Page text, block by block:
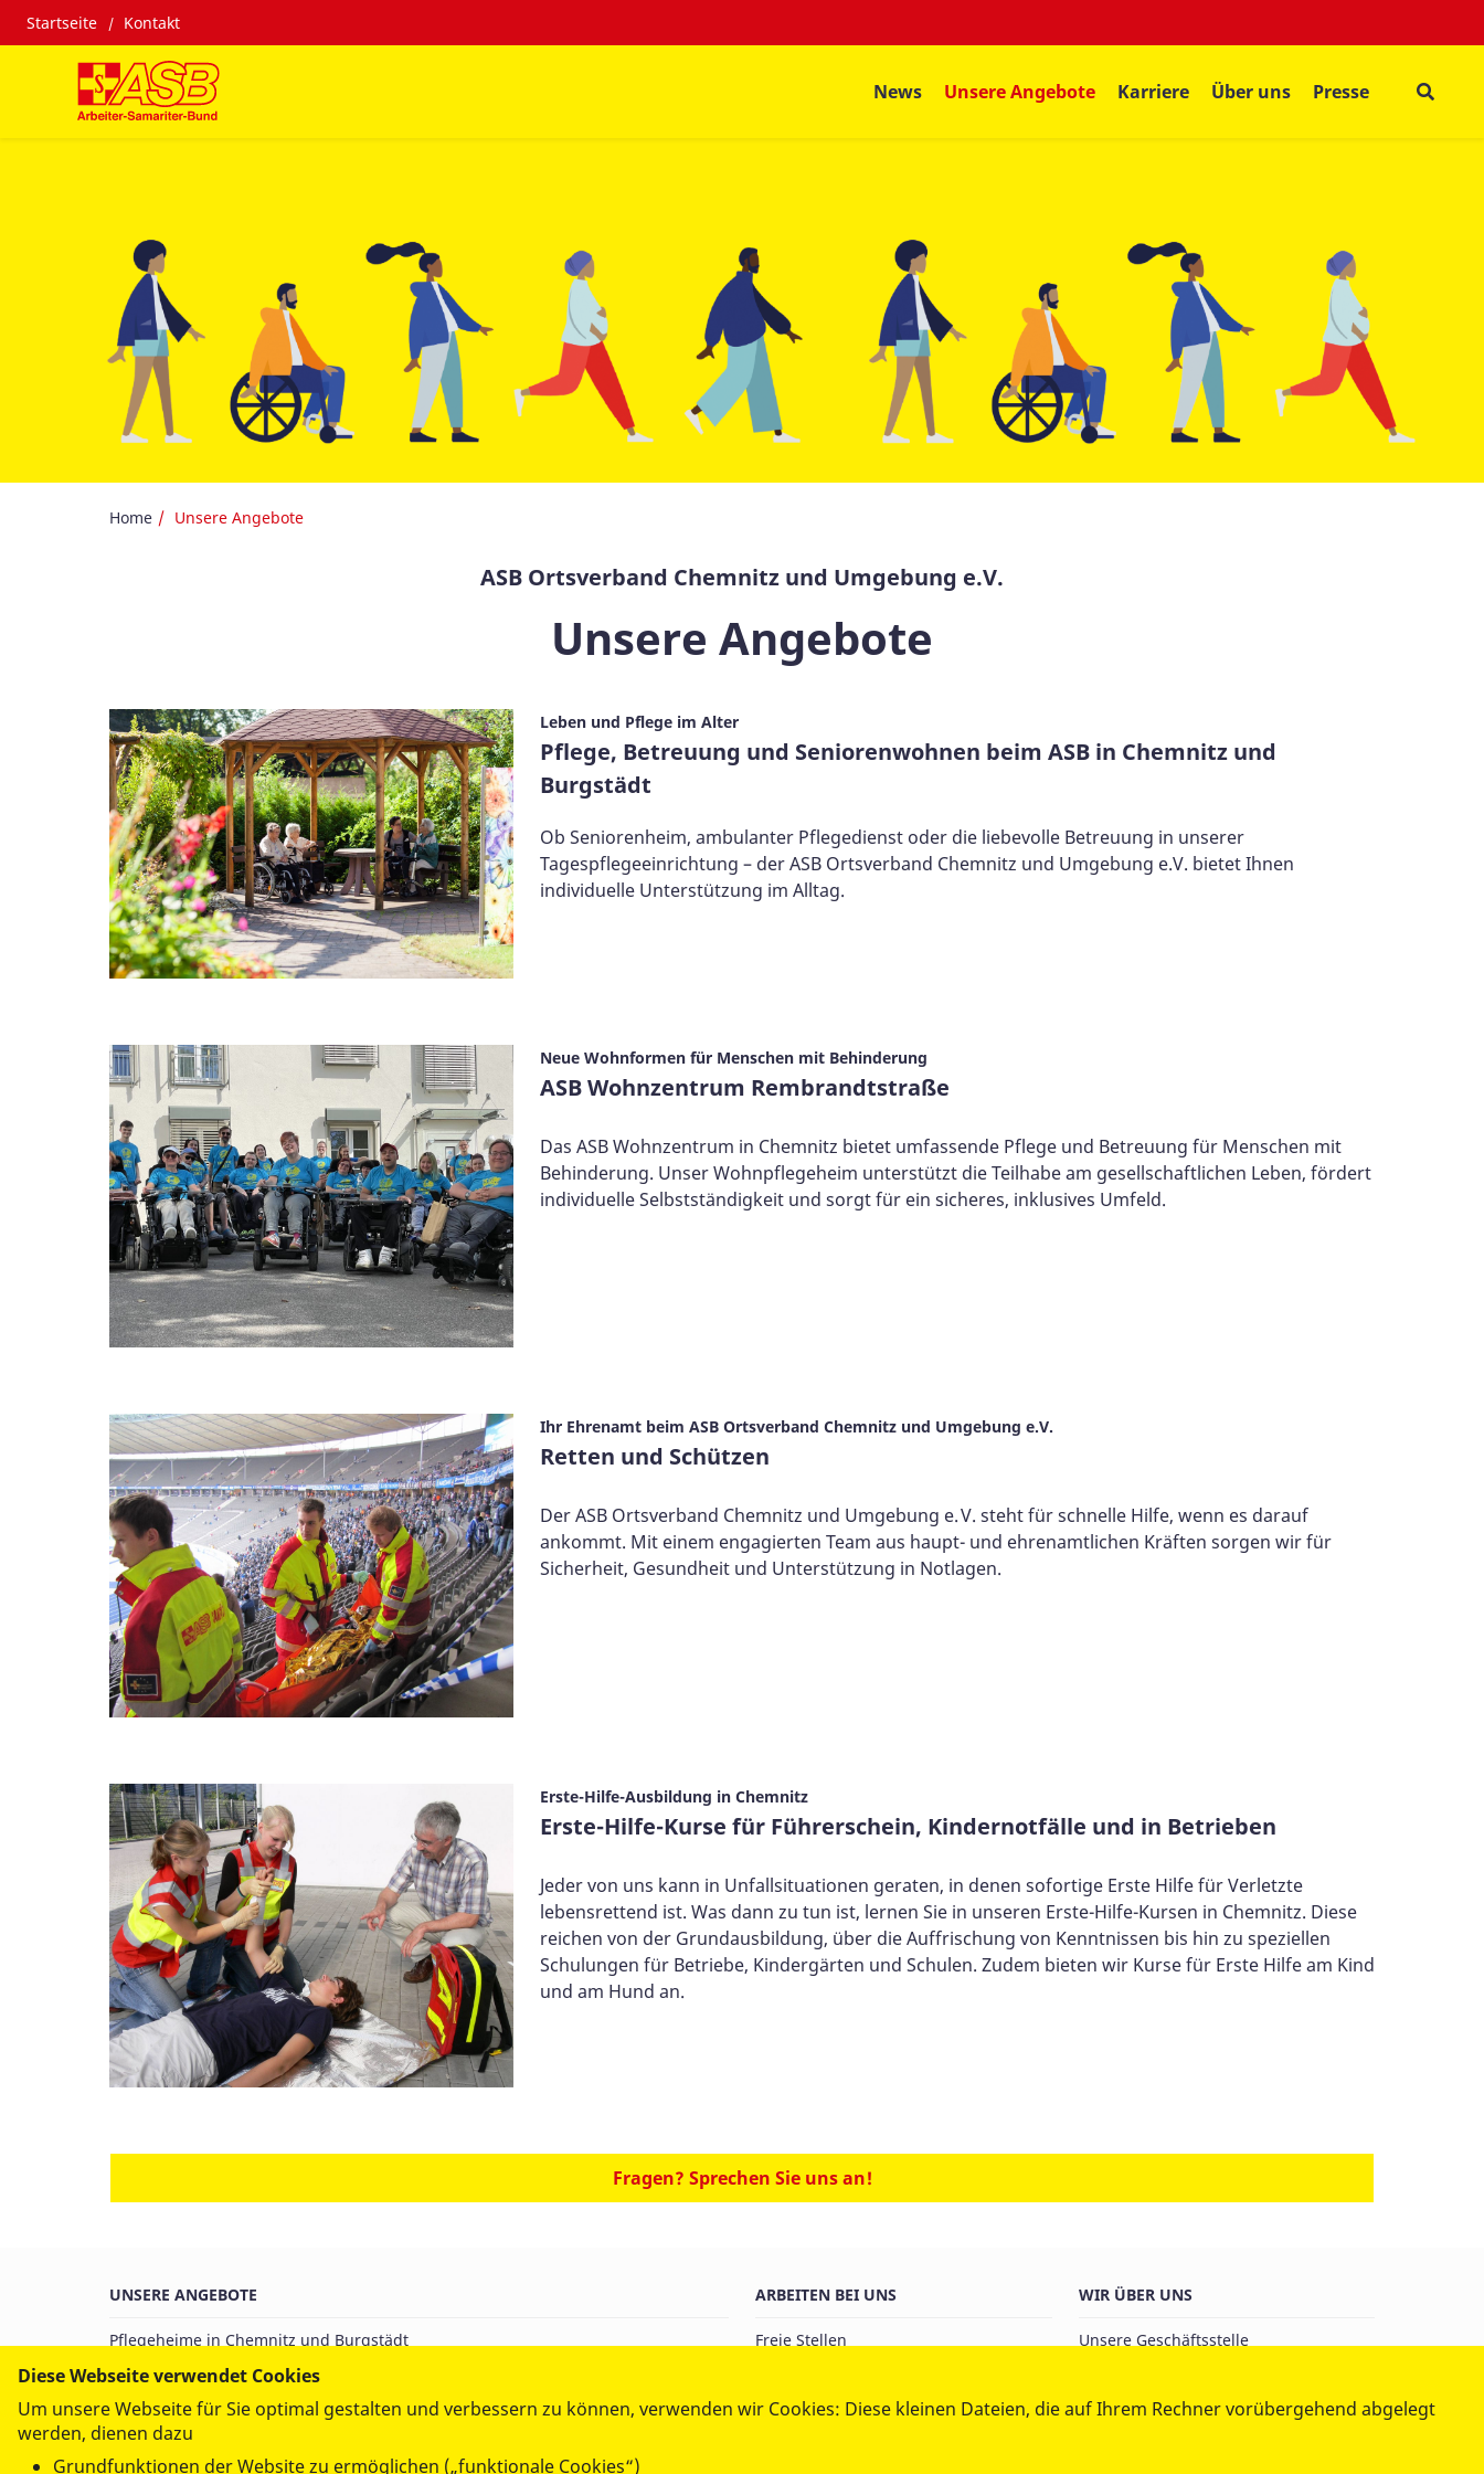
Startseite Kontakt
News Unsere Angebote Karriere Über uns Presse
Home Unsere Angebote
ASB Ortsverband Chemnitz und Umgebung e.V.
Unsere Angebote
Leben und Pflege im Alter
Pflege, Betreuung und Seniorenwohnen beim ASB in Chemnitz und
Burgstädt
Ob Seniorenheim, ambulanter Pflegedienst oder die liebevolle Betreuung in unserer
Tagespflegeeinrichtung – der ASB Ortsverband Chemnitz und Umgebung e.V. bietet Ihnen
individuelle Unterstützung im Alltag.
Neue Wohnformen für Menschen mit Behinderung
ASB Wohnzentrum Rembrandtstraße
Das ASB Wohnzentrum in Chemnitz bietet umfassende Pflege und Betreuung für Menschen mit
Behinderung. Unser Wohnpflegeheim unterstützt die Teilhabe am gesellschaftlichen Leben, fördert
individuelle Selbstständigkeit und sorgt für ein sicheres, inklusives Umfeld.
Ihr Ehrenamt beim ASB Ortsverband Chemnitz und Umgebung e.V.
Retten und Schützen
Der ASB Ortsverband Chemnitz und Umgebung e. V. steht für schnelle Hilfe, wenn es darauf
ankommt. Mit einem engagierten Team aus haupt- und ehrenamtlichen Kräften sorgen wir für
Sicherheit, Gesundheit und Unterstützung in Notlagen.
Erste-Hilfe-Ausbildung in Chemnitz
Erste-Hilfe-Kurse für Führerschein, Kindernotfälle und in Betrieben
Jeder von uns kann in Unfallsituationen geraten, in denen sofortige Erste Hilfe für Verletzte
lebensrettend ist. Was dann zu tun ist, lernen Sie in unseren Erste-Hilfe-Kursen in Chemnitz. Diese
reichen von der Grundausbildung, über die Auffrischung von Kenntnissen bis hin zu speziellen
Schulungen für Betriebe, Kindergärten und Schulen. Zudem bieten wir Kurse für Erste Hilfe am Kind
und am Hund an.
Fragen? Sprechen Sie uns an!
UNSERE ANGEBOTE
Pflegeheime in Chemnitz und Burgstädt
Ambulanter Pflegedienst in Chemnitz und Burgstädt
Pflege und Wohnen für körperlich schwerstbehinderte Menschen
Pflegestation für Menschen im Wachkoma
ARBEITEN BEI UNS
Freie Stellen
Ehrenamt im Sanitätsdienst
WIR ÜBER UNS
Unsere Geschäftsstelle
Hinweisgebersystem
Diese Webseite verwendet Cookies
Um unsere Webseite für Sie optimal gestalten und verbessern zu können, verwenden wir Cookies: Diese kleinen Dateien, die auf Ihrem Rechner vorübergehend abgelegt
werden, dienen dazu
Grundfunktionen der Website zu ermöglichen („funktionale Cookies“)